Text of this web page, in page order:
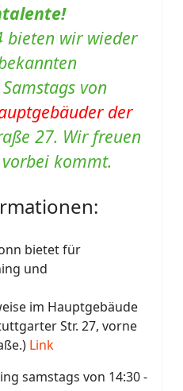
bieten wir wieder
von
der
27. Wir freuen
kommt.
bietet für
und
im Hauptgebäude
Str. 27, vorne
Link
samstags von 14:30 -